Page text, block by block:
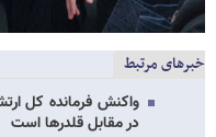
خبرهای مرتبط
واکنش فرمانده کل
در مقابل قلدرها است